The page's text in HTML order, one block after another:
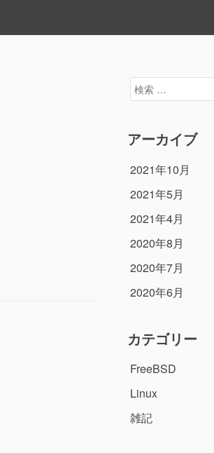
検
索
アーカイブ
2021年10月
2021年5月
2021年4月
2020年8月
2020年7月
2020年6月
カテゴリー
FreeBSD
Linux
雑記